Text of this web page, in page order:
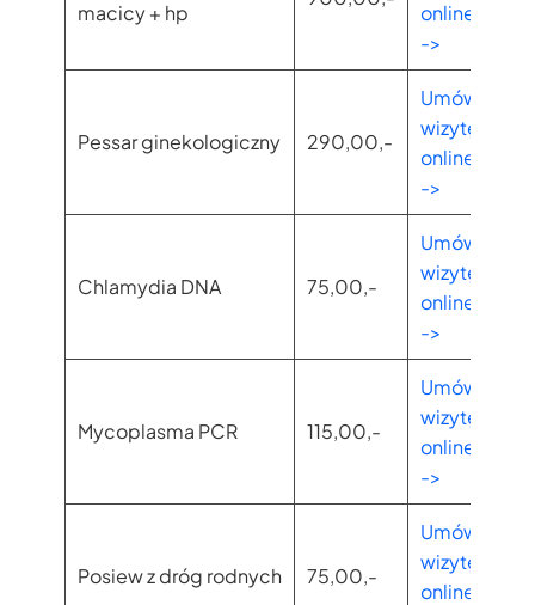
macicy + hp
online
->
Pessar ginekologiczny 290,00,-
Umów
wizytę
online
->
Chlamydia DNA 75,00,-
Umów
wizytę
online
->
Mycoplasma PCR 115,00,-
Umów
wizytę
online
->
Posiew z dróg rodnych 75,00,-
Umów
wizytę
online